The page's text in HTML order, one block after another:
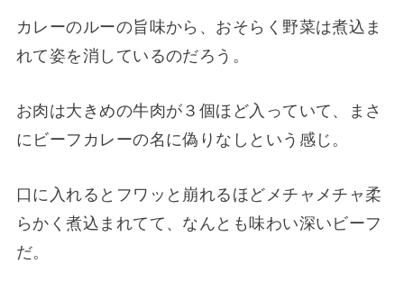
カレーのルーの旨味から、おそらく野菜は煮込ま
れて姿を消しているのだろう。
お肉は大きめの牛肉が３個ほど入っていて、まさ
にビーフカレーの名に偽りなしという感じ。
口に入れるとフワッと崩れるほどメチャメチャ柔
らかく煮込まれてて、なんとも味わい深いビーフ
だ。